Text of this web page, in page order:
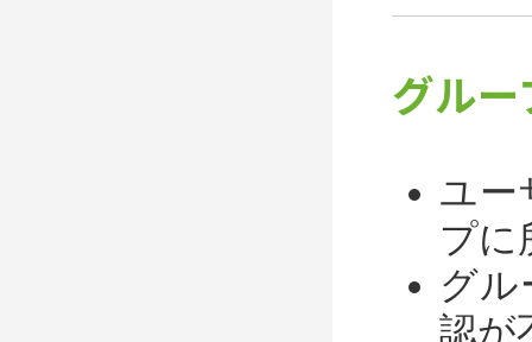
グル
ユー
プに
グ
認が